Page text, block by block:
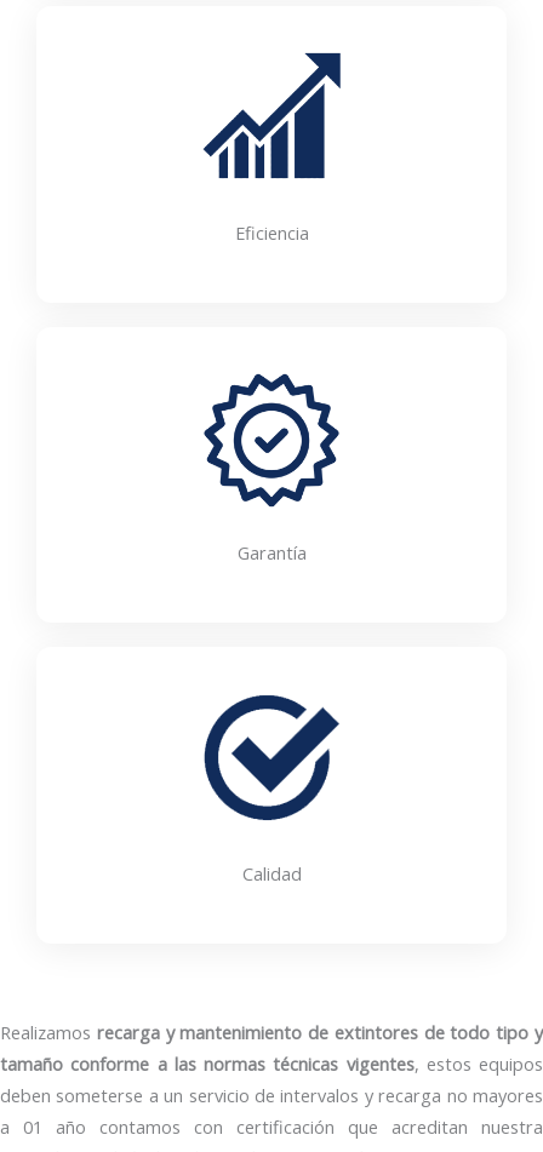
Eficiencia
Garantía
Calidad
Realizamos recarga y mantenimiento de extintores de todo tipo y
tamaño conforme a las normas técnicas vigentes, estos equipos
deben someterse a un servicio de intervalos y recarga no mayores
a 01 año contamos con certificación que acreditan nuestra